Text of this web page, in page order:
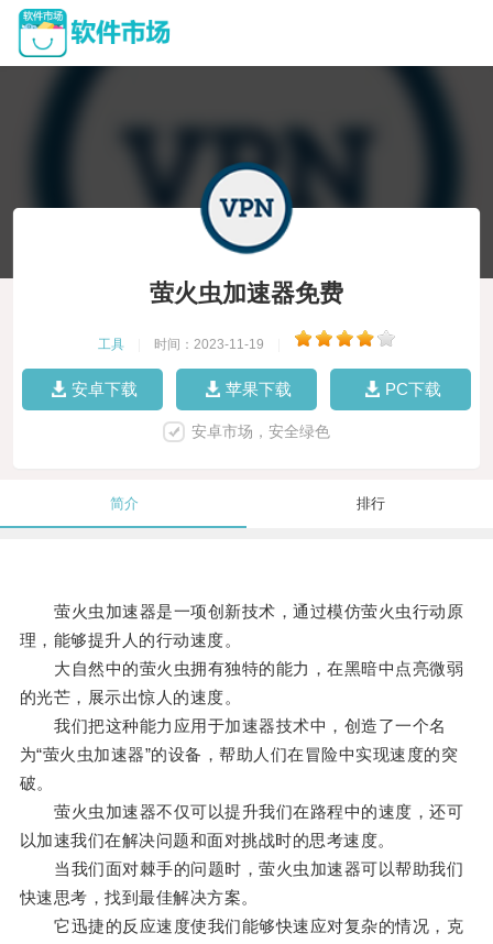
萤火虫加速器免费
工具 时间：2023-11-19
安卓下载 苹果下载 PC下载
安卓市场，安全绿色
简介 排行
萤火虫加速器是一项创新技术，通过模仿萤火虫行动原
理，能够提升人的行动速度。
大自然中的萤火虫拥有独特的能力，在黑暗中点亮微弱
的光芒，展示出惊人的速度。
我们把这种能力应用于加速器技术中，创造了一个名
为“萤火虫加速器”的设备，帮助人们在冒险中实现速度的突
破。
萤火虫加速器不仅可以提升我们在路程中的速度，还可
以加速我们在解决问题和面对挑战时的思考速度。
当我们面对棘手的问题时，萤火虫加速器可以帮助我们
快速思考，找到最佳解决方案。
它迅捷的反应速度使我们能够快速应对复杂的情况，克